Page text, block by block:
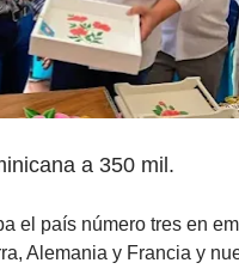
a 350 mil.
el país número tres en
Alemania y Francia y